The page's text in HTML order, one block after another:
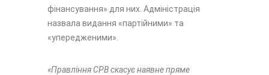
фінансування» для них. Адміністрація
назвала видання «партійними» та
«упередженими».
«Правління CPB скасує наявне пряме